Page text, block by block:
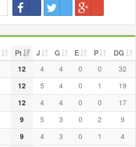
Pt J G E P
DG
12 4 4 0 0
32
12 5 4 0 1
19
12 4 4 0 0
17
9 5 3 0 2
9
9 4 3 0 1
4